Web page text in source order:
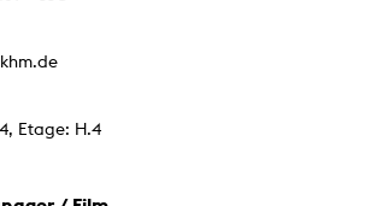
Etage: H.4